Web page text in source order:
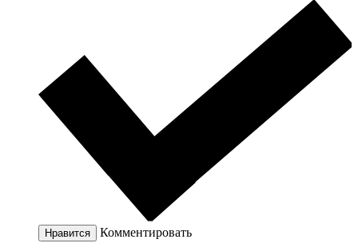
Нравится Комментировать